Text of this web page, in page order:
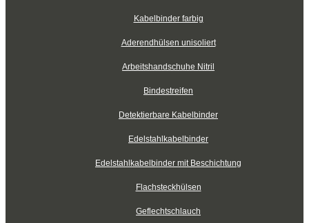
Kabelbinder farbig
Aderendhülsen unisoliert
Arbeitshandschuhe Nitril
Bindestreifen
Detektierbare Kabelbinder
Edelstahlkabelbinder
Edelstahlkabelbinder mit Beschichtung
Flachsteckhülsen
Geflechtschlauch